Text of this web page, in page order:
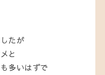
たが
と
多いはずで